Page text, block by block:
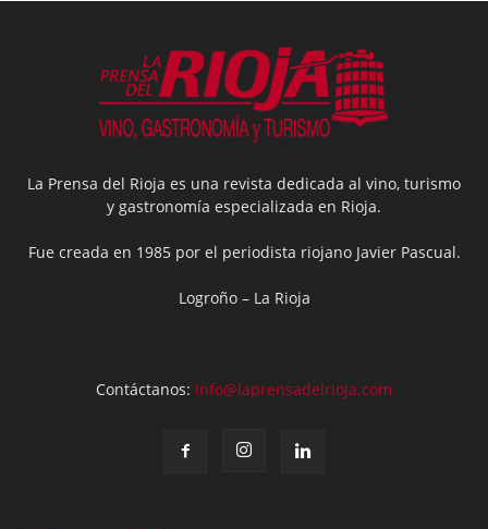
La Prensa del Rioja es una revista dedicada al vino, turismo
y gastronomía especializada en Rioja.
Fue creada en 1985 por el periodista riojano Javier Pascual.
Logroño – La Rioja
Contáctanos: info@laprensadelrioja.com